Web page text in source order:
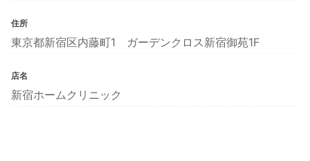
住所
東京都新宿区内藤町1 ガーデンクロス新宿御苑1F
店名
新宿ホームクリニック